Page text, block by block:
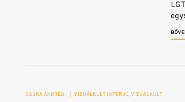
DAJKA ANDREA VIZUÁLKULT INTERJÚ VIZUÁLKULT